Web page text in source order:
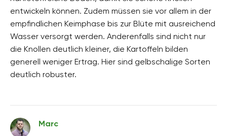
entwickeln können. Zudem müssen sie vor allem in der
empfindlichen Keimphase bis zur Blüte mit ausreichend
Wasser versorgt werden. Anderenfalls sind nicht nur
die Knollen deutlich kleiner, die Kartoffeln bilden
generell weniger Ertrag. Hier sind gelbschalige Sorten
deutlich robuster.
Marc